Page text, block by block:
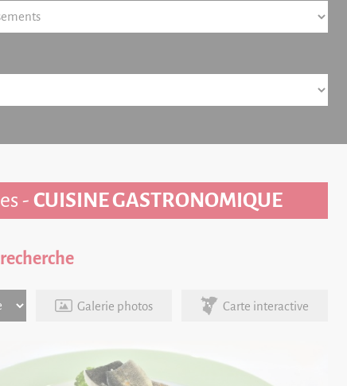
- CUISINE GASTRONOMIQUE
Galerie photos Carte interactive